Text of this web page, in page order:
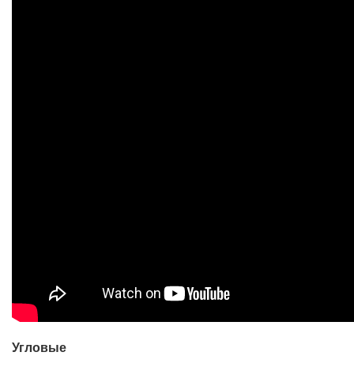
Угловые